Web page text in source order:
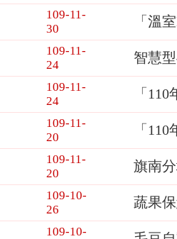
109-11-
30
「溫
109-11-
24
智慧
109-11-
24
「
109-11-
20
「
109-11-
20
旗南
109-10-
26
蔬果
109-10-